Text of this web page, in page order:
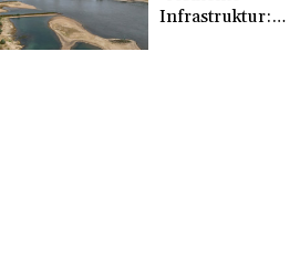
Infrastruktur: